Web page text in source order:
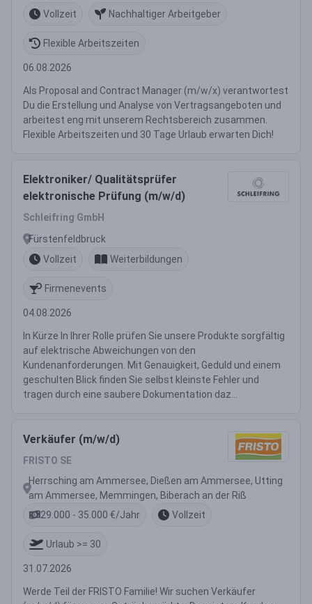
Vollzeit
Nachhaltiger Arbeitgeber
Flexible Arbeitszeiten
06.08.2026
Als Proposal and Contract Manager (m/w/x) verantwortest
Du die Erstellung und Analyse von Vertragsangeboten und
arbeitest eng mit unserem Rechtsbereich zusammen.
Flexible Arbeitszeiten und 30 Tage Urlaub erwarten Dich!
Elektroniker/ Qualitätsprüfer
elektronische Prüfung (m/w/d)
Schleifring GmbH
Fürstenfeldbruck
Vollzeit
Weiterbildungen
Firmenevents
04.08.2026
In Kürze In Ihrer Rolle prüfen Sie unsere Produkte sorgfältig
auf elektrische Abweichungen von den
Kundenanforderungen. Mit Genauigkeit, Geduld und einem
geschulten Blick finden Sie selbst kleinste Fehler und
tragen durch eine saubere Dokumentation daz...
Verkäufer (m/w/d)
FRISTO SE
Herrsching am Ammersee, Dießen am Ammersee, Utting
am Ammersee, Memmingen, Biberach an der Riß
29.000 - 35.000 €/Jahr
Vollzeit
Urlaub >= 30
31.07.2026
Werde Teil der FRISTO Familie! Wir suchen Verkäufer